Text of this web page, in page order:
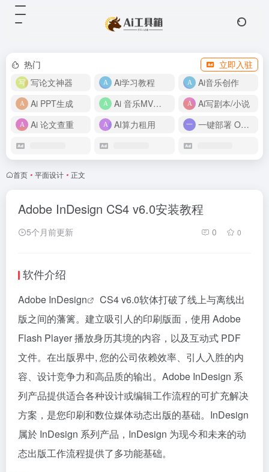
热门
立即入驻
写论文神器
Ai学习教程
Ai音乐创作
Ai PPT生成
Ai 音乐MV制作
Ai写剧本/小说
Ai 论文查重
AI算力租用 一键部署 OpenClaw
首页 • 平面设计 • 正文
Adobe InDesign CS4 v6.0安装教程
5个月前更新 0 0
软件介绍
Adobe InDesign
CS4 v6.0软体打破了线上与离线出
版之间的藩篱。建立吸引人的印刷版面，使用 Adobe
Flash Player 播放身历其境的内容，以及互动式 PDF
文件。在出版界中, 您的公司依赖效率、引人入胜的内
容、设计竞争力和高品质的输出。Adobe InDesign 系
列产品提供适合各种设计或编辑工作流程的可扩充解决
方案，是您印刷和数位媒体动态出版的基础。InDesign
属於 InDesign 系列产品，InDesign 为现今和未来的动
态出版工作流程提供了多功能基础。